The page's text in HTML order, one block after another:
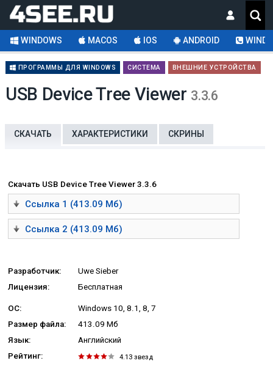
WINDOWS MACOS IOS ANDROID
ПРОГРАММЫ ДЛЯ WINDOWS СИСТЕМА ВНЕШНИЕ УСТРОЙСТВА
USB Device Tree Viewer 3.3.6
СКАЧАТЬ ХАРАКТЕРИСТИКИ СКРИНЫ
Скачать USB Device Tree Viewer 3.3.6
Ссылка 1 (413.09 Мб)
Ссылка 2 (413.09 Мб)
Разработчик:
Uwe Sieber
Лицензия:
Бесплатная
ОС:
Windows 10, 8.1, 8, 7
Размер файла:
413.09 Мб
Язык:
Английский
Рейтинг:
4.13 звезд